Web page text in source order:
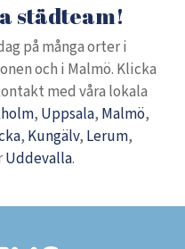
städteam!
på många orter i
och i Malmö. Klicka
med våra lokala
, Uppsala, Malmö,
, Kungälv, Lerum,
Uddevalla.